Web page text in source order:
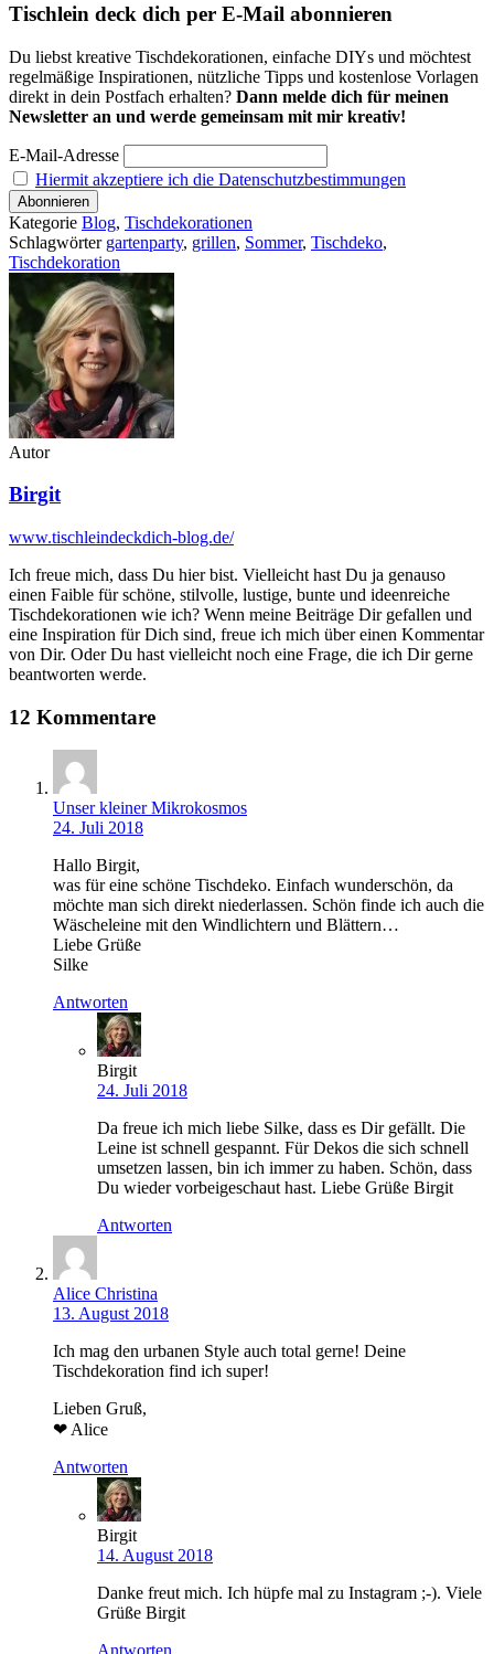
Tischlein deck dich per E-Mail abonnieren
Du liebst kreative Tischdekorationen, einfache DIYs und möchtest
regelmäßige Inspirationen, nützliche Tipps und kostenlose Vorlagen
direkt in dein Postfach erhalten? Dann melde dich für meinen
Newsletter an und werde gemeinsam mit mir kreativ!
E-Mail-Adresse
Hiermit akzeptiere ich die Datenschutzbestimmungen
Kategorie Blog, Tischdekorationen
Schlagwörter gartenparty, grillen, Sommer, Tischdeko,
Tischdekoration
Autor
Birgit
www.tischleindeckdich-blog.de/
Ich freue mich, dass Du hier bist. Vielleicht hast Du ja genauso
einen Faible für schöne, stilvolle, lustige, bunte und ideenreiche
Tischdekorationen wie ich? Wenn meine Beiträge Dir gefallen und
eine Inspiration für Dich sind, freue ich mich über einen Kommentar
von Dir. Oder Du hast vielleicht noch eine Frage, die ich Dir gerne
beantworten werde.
12 Kommentare
Unser kleiner Mikrokosmos
24. Juli 2018
Hallo Birgit,
was für eine schöne Tischdeko. Einfach wunderschön, da
möchte man sich direkt niederlassen. Schön finde ich auch die
Wäscheleine mit den Windlichtern und Blättern…
Liebe Grüße
Silke
Antworten
Birgit
24. Juli 2018
Da freue ich mich liebe Silke, dass es Dir gefällt. Die
Leine ist schnell gespannt. Für Dekos die sich schnell
umsetzen lassen, bin ich immer zu haben. Schön, dass
Du wieder vorbeigeschaut hast. Liebe Grüße Birgit
Antworten
Alice Christina
13. August 2018
Ich mag den urbanen Style auch total gerne! Deine
Tischdekoration find ich super!
Lieben Gruß,
❤ Alice
Antworten
Birgit
14. August 2018
Danke freut mich. Ich hüpfe mal zu Instagram ;-). Viele
Grüße Birgit